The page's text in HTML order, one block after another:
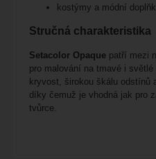
kostýmy a módní
Stručná charakteristika
Setacolor Opaquepatří mezi
pro malování na tmavé i
kryvost, širokou škálu odstínů
díky čemuž je vhodná jak pro
tvůrce.